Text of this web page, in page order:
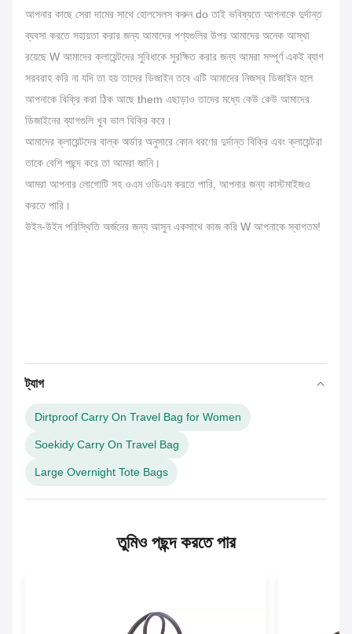
আপনার কাছে সেরা দামের সাথে হোলসেলস করুন do তাই ভবিষ্যতে আপনাকে দুর্দান্ত
ব্যবসা করতে সহায়তা করার জন্য আমাদের পণ্যগুলির উপর আমাদের অনেক আস্থা
রয়েছে W আমাদের ক্লায়েন্টদের সুবিধাকে সুরক্ষিত করার জন্য আমরা সম্পূর্ণ একই ব্যাগ
সরবরাহ করি না যদি তা হয় তাদের ডিজাইন তবে এটি আমাদের নিজস্ব ডিজাইন হলে
আপনাকে বিক্রি করা ঠিক আছে them এছাড়াও তাদের মধ্যে কেউ কেউ আমাদের
ডিজাইনের ব্যাগগুলি খুব ভাল বিক্রি করে।
আমাদের ক্লায়েন্টদের বাল্ক অর্ডার অনুসারে কোন ধরণের দুর্দান্ত বিক্রি এবং ক্লায়েন্টরা
তাকে বেশি পছন্দ করে তা আমরা জানি।
আমরা আপনার লোগোটি সহ ওএম ওডিএম করতে পারি, আপনার জন্য কাস্টমাইজও
করতে পারি।
উইন-উইন পরিস্থিতি অর্জনের জন্য আসুন একসাথে কাজ করি W আপনাকে স্বাগতম!
ট্যাগ
Dirtproof Carry On Travel Bag for Women
Soekidy Carry On Travel Bag
Large Overnight Tote Bags
তুমিও পছন্দ করতে পার